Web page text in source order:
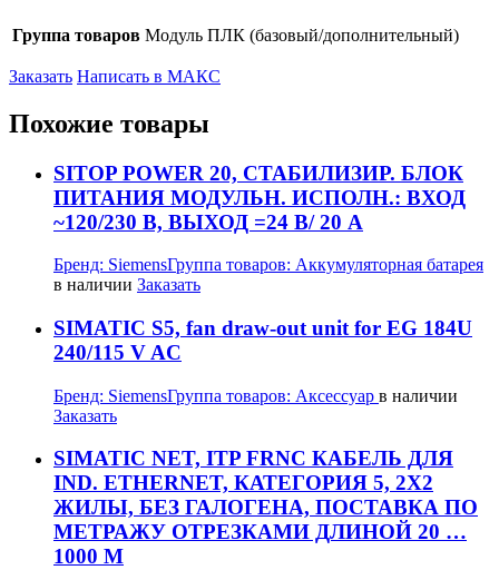
Группа товаров Модуль ПЛК (базовый/дополнительный)
Заказать Написать в МАКС
Похожие товары
SITOP POWER 20, СТАБИЛИЗИР. БЛОК
ПИТАНИЯ МОДУЛЬН. ИСПОЛН.: ВХОД
~120/230 В, ВЫХОД =24 В/ 20 A
Бренд: SiemensГруппа товаров: Аккумуляторная батарея
в наличии Заказать
SIMATIC S5, fan draw-out unit for EG 184U
240/115 V AC
Бренд: SiemensГруппа товаров: Аксессуар в наличии
Заказать
SIMATIC NET, ITP FRNC КАБЕЛЬ ДЛЯ
IND. ETHERNET, КАТЕГОРИЯ 5, 2X2
ЖИЛЫ, БЕЗ ГАЛОГЕНА, ПОСТАВКА ПО
МЕТРАЖУ ОТРЕЗКАМИ ДЛИНОЙ 20 …
1000 M